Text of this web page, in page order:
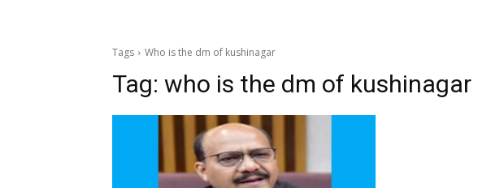
Tags Who is the dm of kushinagar
Tag: who is the dm of kushinagar